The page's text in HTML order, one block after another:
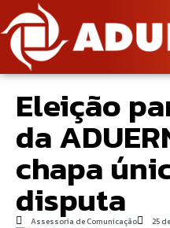
Eleição
da
chapa
disputa
Assessoria de Comunicação 25